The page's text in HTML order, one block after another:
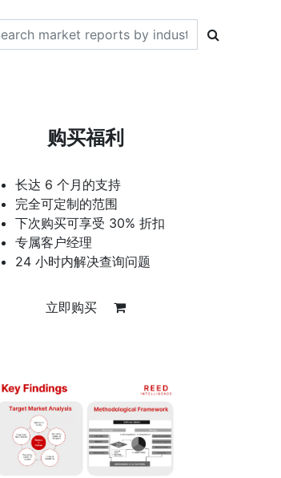
购买福利
长达 6 个月的支持
完全可定制的范围
下次购买可享受 30% 折扣
专属客户经理
24 小时内解决查询问题
立即购买